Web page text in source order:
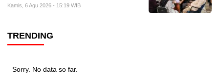
Kamis, 6 Agu 2026 - 15:19 WIB
TRENDING
Sorry. No data so far.